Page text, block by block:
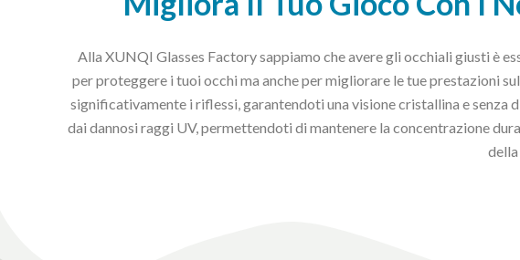
Alla XUNQI Glasses Factory sappiamo che avere gli occhiali giusti è
per proteggere i tuoi occhi ma anche per migliorare le tue prestazioni
significativamente i riflessi, garantendoti una visione cristallina e
dai dannosi raggi UV, permettendoti di mantenere la concentrazione